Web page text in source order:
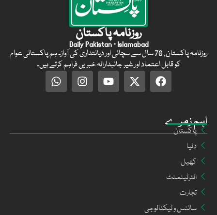
اہم زمرے
پاکستان
دنیا
کھیل
انٹرٹینمنٹ
تجارت
سائنس و ٹیکنالوجی
روزنامہ پاکستان
Daily Pakistan · Islamabad
روزنامہ پاکستان, 70 سال سے سچائی اور دیانتداری کی آواز۔ ہم پاکستانی عوام
کو قابل اعتماد اور غیر جانبدارانہ خبریں فراہم کرتے ہیں۔